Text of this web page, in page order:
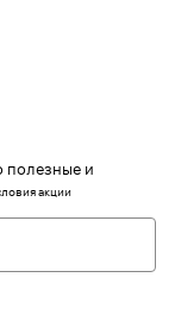
полезные и
акции